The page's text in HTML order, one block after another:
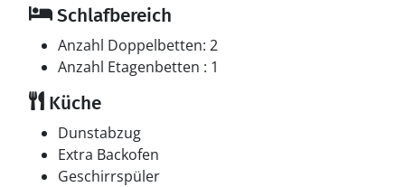
Schlafbereich
Anzahl Doppelbetten: 2
Anzahl Etagenbetten : 1
Küche
Dunstabzug
Extra Backofen
Geschirrspüler